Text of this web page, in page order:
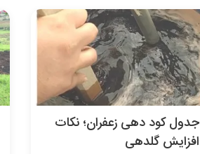
جدول کود دهی زعفران؛ نکات
افزایش گلدهی